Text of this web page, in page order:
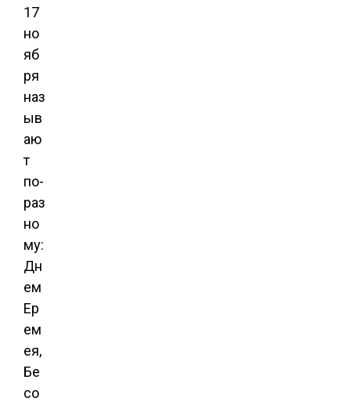
17
но
яб
ря
наз
ыв
аю
т
по-
раз
но
му:
Дн
ем
Ер
ем
ея,
Бе
со